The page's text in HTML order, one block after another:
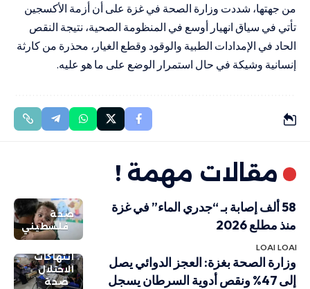
من جهتها، شددت وزارة الصحة في غزة على أن أزمة الأكسجين
تأتي في سياق انهيار أوسع في المنظومة الصحية، نتيجة النقص
الحاد في الإمدادات الطبية والوقود وقطع الغيار، محذرة من كارثة
إنسانية وشيكة في حال استمرار الوضع على ما هو عليه.
مقالات مهمة !
صحة
فلسطيني
58 ألف إصابة بـ “جدري الماء” في غزة
منذ مطلع 2026
LOAI LOAI
انتهاكات
الاحتلال
صحة
وزارة الصحة بغزة: العجز الدوائي يصل
إلى 47% ونقص أدوية السرطان يسجل